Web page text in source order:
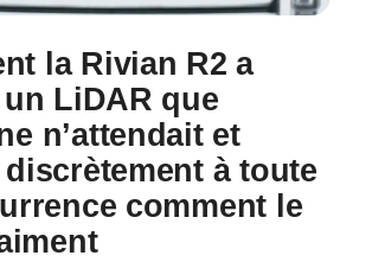
la Rivian R2 a
LiDAR que
n’attendait et
à toute
comment le